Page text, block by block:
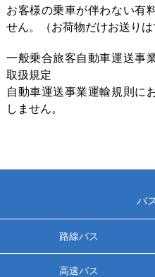
お客様の乗車が伴わない有
せん。（お荷物だけお送りは
一般乗合旅客自動車運送事
取扱規定
自動車運送事業運輸規則に
しません。
バ
路線バス
高速バス